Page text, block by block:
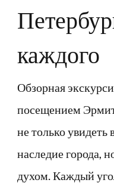
каждого
Обзорная
посещением
не только увидеть
наследие города,
духом. Каждый